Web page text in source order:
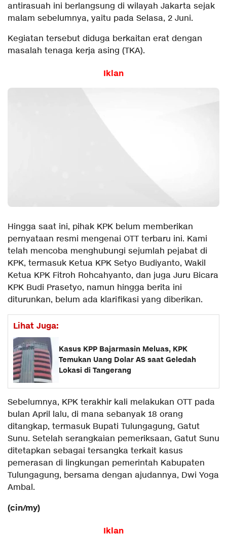
antirasuah ini berlangsung di wilayah Jakarta sejak
malam sebelumnya, yaitu pada Selasa, 2 Juni.
Kegiatan tersebut diduga berkaitan erat dengan
masalah tenaga kerja asing (TKA).
Iklan
Hingga saat ini, pihak KPK belum memberikan
pernyataan resmi mengenai OTT terbaru ini. Kami
telah mencoba menghubungi sejumlah pejabat di
KPK, termasuk Ketua KPK Setyo Budiyanto, Wakil
Ketua KPK Fitroh Rohcahyanto, dan juga Juru Bicara
KPK Budi Prasetyo, namun hingga berita ini
diturunkan, belum ada klarifikasi yang diberikan.
Lihat Juga:
Kasus KPP Bajarmasin Meluas, KPK
Temukan Uang Dolar AS saat Geledah
Lokasi di Tangerang
Sebelumnya, KPK terakhir kali melakukan OTT pada
bulan April lalu, di mana sebanyak 18 orang
ditangkap, termasuk Bupati Tulungagung, Gatut
Sunu. Setelah serangkaian pemeriksaan, Gatut Sunu
ditetapkan sebagai tersangka terkait kasus
pemerasan di lingkungan pemerintah Kabupaten
Tulungagung, bersama dengan ajudannya, Dwi Yoga
Ambal.
(cin/my)
Iklan